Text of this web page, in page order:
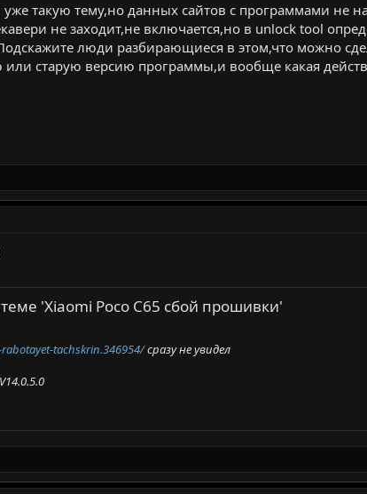
уже такую тему,но данных сайтов с программами не
не заходит,не включается,но в unlock tool
люди разбирающиеся в этом,что можно
или старую версию программы,и вообще какая
'Xiaomi Poco C65 сбой прошивки'
tachskrin.346954/сразу не увидел